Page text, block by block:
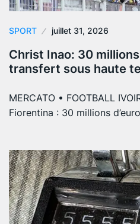
SPORT juillet 31, 2026
Christ Inao: 30
transfert sous haute
MERCATO • FOOTBALL
Fiorentina : 30 millions